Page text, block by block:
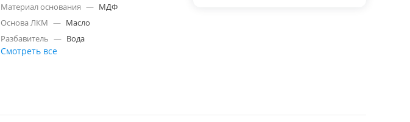
Материал основания — МДФ
Основа ЛКМ — Масло
Разбавитель — Вода
Смотреть все